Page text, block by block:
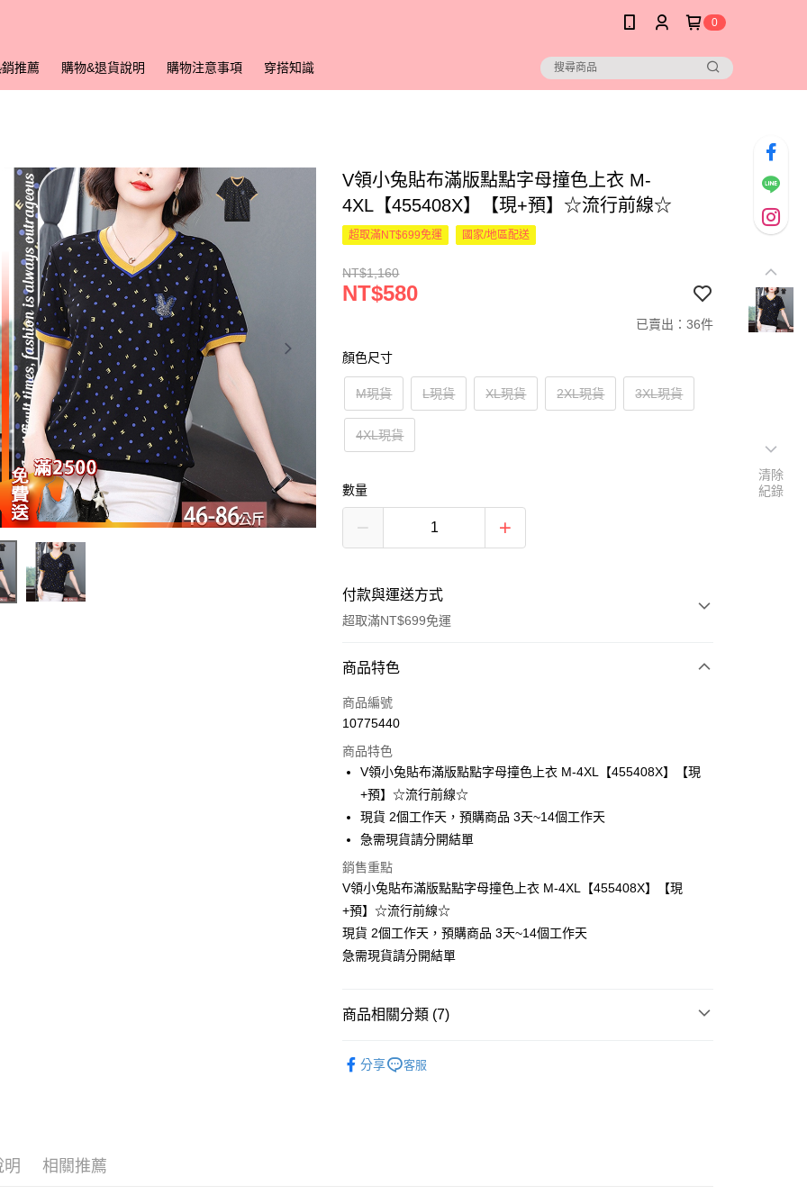
0
推薦 購物&退貨說明 購物注意事項 穿搭知識
V領小兔貼布滿版點點字母撞色上衣 M-
4XL【455408X】【現+預】☆流行前線☆
超取滿NT$699免運 國家/地區配送
NT$1,160
NT$580
已賣出：36件
顏色尺寸
M現貨 L現貨 XL現貨 2XL現貨 3XL現貨
4XL現貨
數量
付款與運送方式
超取滿NT$699免運
付款方式
信用卡一次付款
LINE Pay
Apple Pay
街口支付
悠遊付
全支付
全盈+PAY
相關說明
1.本服務由台灣大哥大提供，台灣大哥大用戶可立即使用無須另外申請。
2.付款方式選擇「大哥付你分期」，訂單成立後會自動跳轉到大哥付的交易
相關說明
商品特色
商品編號
10775440
商品特色
V領小兔貼布滿版點點字母撞色上衣 M-4XL【455408X】【現
+預】☆流行前線☆
現貨 2個工作天，預購商品 3天~14個工作天
急需現貨請分開結單
銷售重點
V領小兔貼布滿版點點字母撞色上衣 M-4XL【455408X】【現
+預】☆流行前線☆
現貨 2個工作天，預購商品 3天~14個工作天
急需現貨請分開結單
商品相關分類 (7)
分享 客服
明 相關推薦
清除
紀錄